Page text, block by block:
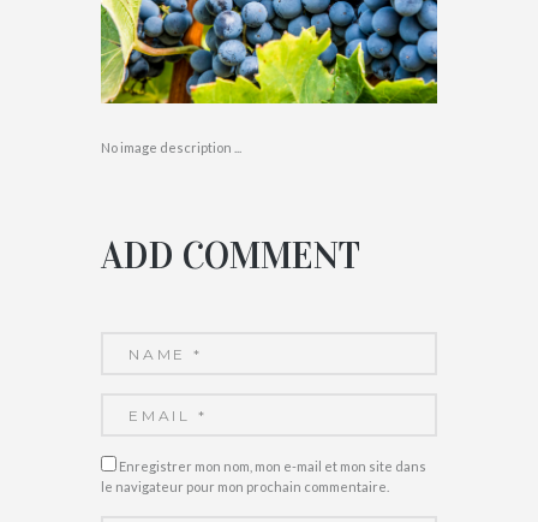
No image description ...
ADD COMMENT
Enregistrer mon nom, mon e-mail et mon site dans
le navigateur pour mon prochain commentaire.